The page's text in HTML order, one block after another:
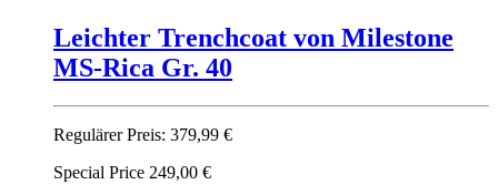
Leichter Trenchcoat von Milestone
MS-Rica Gr. 40
Regulärer Preis: 379,99 €
Special Price 249,00 €